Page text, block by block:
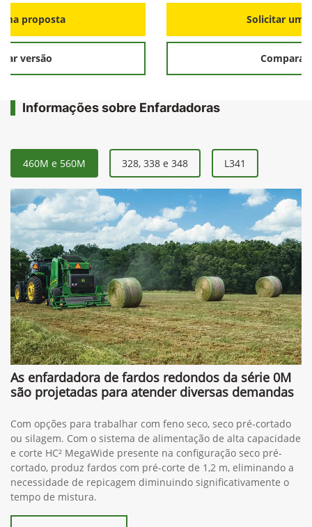
proposta
versão
Solicitar
Comparar
Informações sobre Enfardadoras
460M e 560M 328, 338 e 348 L341
As enfardadora de fardos redondos da série 0M
são projetadas para atender diversas demandas
Com opções para trabalhar com feno seco, seco pré-cortado
ou silagem. Com o sistema de alimentação de alta capacidade
e corte HC² MegaWide presente na configuração seco pré-
cortado, produz fardos com pré-corte de 1,2 m, eliminando a
necessidade de repicagem diminuindo significativamente o
tempo de mistura.